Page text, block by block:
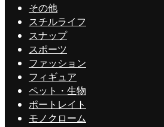
その他
スチルライフ
スナップ
スポーツ
ファッション
フィギュア
ペット・生物
ポートレイト
モノクローム